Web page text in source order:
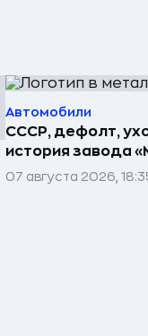
Автомобили
СССР, дефолт,
история завода
07 августа 2026,